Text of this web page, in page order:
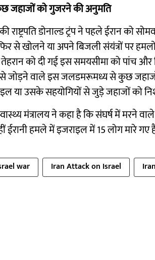
को गुजरने की अनुमति
राष्ट्रपति डोनाल्ड ट्रंप ने पहले ईरान को
से खोलने या अपने बिजली संयंत्रों पर
को दी गई इस समयसीमा को पांच
जोड़ने वाले इस जलडमरूमध्य से कुछ
या उसके सहयोगियों से जुड़े जहाजों को
मंत्रालय ने कहा है कि संघर्ष में मरने
ईरानी हमले में इजराइल में 15 लोग मारे गए
war Iran Attack on Israel